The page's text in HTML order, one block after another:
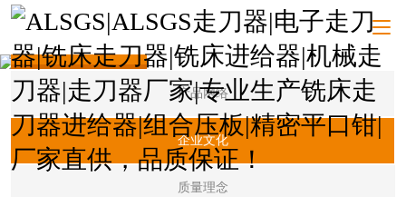
ALSGS
产品网络
企业文化
质量理念